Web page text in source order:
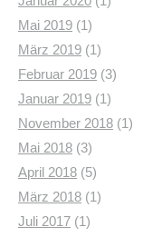
Mai 2019 (1)
März 2019 (1)
Februar 2019 (3)
Januar 2019 (1)
November 2018 (1)
Mai 2018 (3)
April 2018 (5)
März 2018 (1)
Juli 2017 (1)